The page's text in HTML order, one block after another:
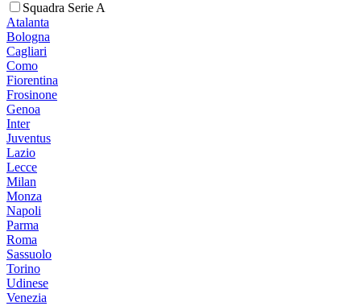
Squadra Serie A
Atalanta
Bologna
Cagliari
Como
Fiorentina
Frosinone
Genoa
Inter
Juventus
Lazio
Lecce
Milan
Monza
Napoli
Parma
Roma
Sassuolo
Torino
Udinese
Venezia